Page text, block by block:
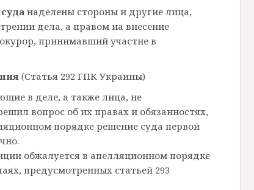
наделены стороны и другие лица,
дела, а правом на внесение
принимавший участие в
(Статья 292 ГПК Украины)
в деле, а также лица, не
вопрос об их правах и обязанностях,
порядке решение суда первой
обжалуется в апелляционном порядке
предусмотренных статьей 293